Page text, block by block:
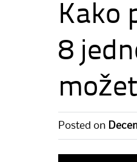
Kako
8
Posted on